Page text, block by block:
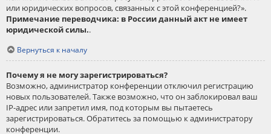
или юридических вопросов, связанных с этой конференцией?».
Примечание переводчика: в России данный акт не имеет
юридической силы..
Вернуться к началу
Почему я не могу зарегистрироваться?
Возможно, администратор конференции отключил регистрацию
новых пользователей. Также возможно, что он заблокировал ваш
IP-адрес или запретил имя, под которым вы пытаетесь
зарегистрироваться. Обратитесь за помощью к администратору
конференции.